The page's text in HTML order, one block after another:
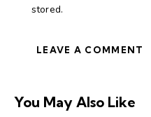
stored.
You May Also Like